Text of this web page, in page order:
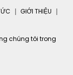
GIỚI THIỆU
chúng tôi trong